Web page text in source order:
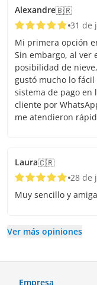
Alexandre🇧🇷
31 de
Mi primera opción
Sin embargo, al ver
posibilidad de
gustó mucho lo
sistema de pago en
cliente por
me atendieron
Laura🇨🇷
28 de
Muy sencillo y
Ver más opiniones
Empresa